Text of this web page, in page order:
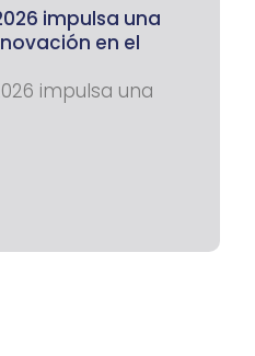
impulsa una
en el
impulsa una